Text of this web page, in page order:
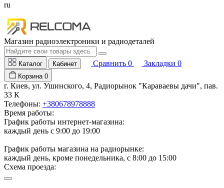
ru
Магазин радиоэлектроники и радиодеталей
Каталог Кабинет Сравнить 0 Закладки 0
Корзина 0
г. Киев, ул. Ушинского, 4, Радиорынок "Караваевы дачи", пав.
33 К
Телефоны: +380678978888
Время работы:
График работы интернет-магазина:
каждый день с 9:00 до 19:00
График работы магазина на радиорынке:
каждый день, кроме понедельника, с 8:00 до 15:00
Схема проезда: